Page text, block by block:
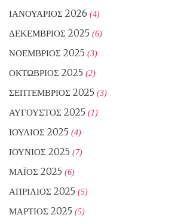
ΙΑΝΟΥΆΡΙΟΣ 2026 (4)
ΔΕΚΈΜΒΡΙΟΣ 2025 (6)
ΝΟΈΜΒΡΙΟΣ 2025 (3)
ΟΚΤΏΒΡΙΟΣ 2025 (2)
ΣΕΠΤΈΜΒΡΙΟΣ 2025 (3)
ΑΎΓΟΥΣΤΟΣ 2025 (1)
ΙΟΎΛΙΟΣ 2025 (4)
ΙΟΎΝΙΟΣ 2025 (7)
ΜΆΙΟΣ 2025 (6)
ΑΠΡΊΛΙΟΣ 2025 (5)
ΜΆΡΤΙΟΣ 2025 (5)